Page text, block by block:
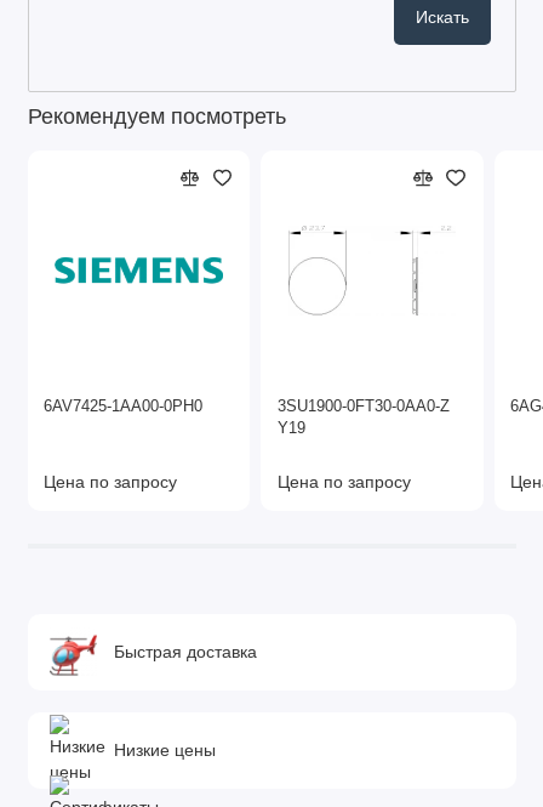
Рекомендуем посмотреть
6AV7425-1AA00-0PH0
Цена по запросу
3SU1900-0FT30-0AA0-Z
Y19
Цена по запросу
Быстрая доставка
Низкие цены